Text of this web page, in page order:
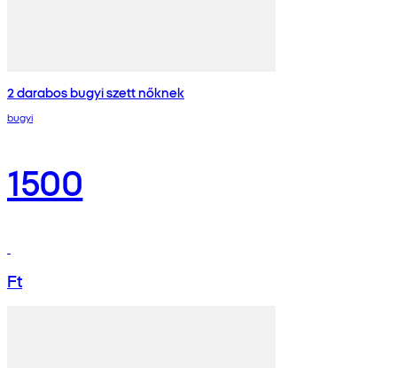
2 darabos bugyi szett nőknek
bugyi
1500
Ft